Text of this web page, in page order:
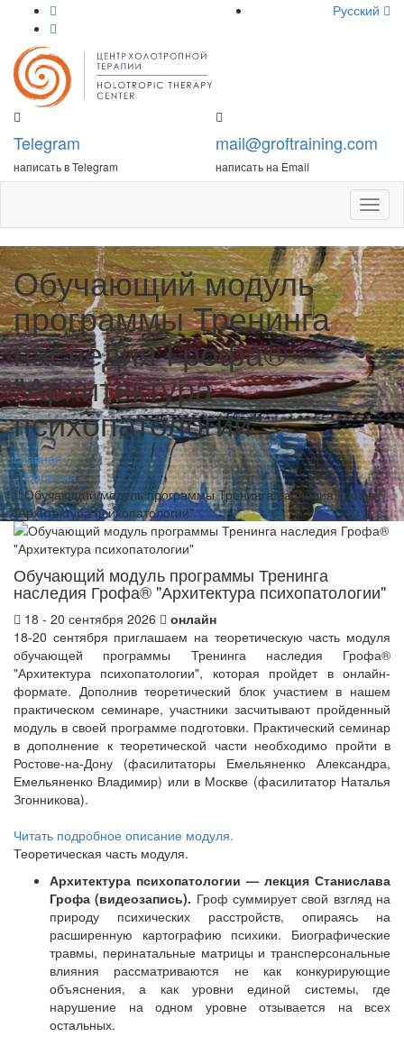
Русский
Telegram
написать в Telegram
mail@groftraining.com
написать на Email
меню
Обучающий модуль
программы Тренинга
наследия Грофа®
"Архитектура
психопатологии"
Главная
События
Обучающий модуль программы Тренинга наследия Грофа®
"Архитектура психопатологии"
Обучающий модуль программы Тренинга
наследия Грофа® "Архитектура психопатологии"
18 - 20 сентября 2026
онлайн
18-20 сентября приглашаем на теоретическую часть модуля
обучающей программы Тренинга наследия Грофа®
"Архитектура психопатологии", которая пройдет в онлайн-
формате. Дополнив теоретический блок участием в нашем
практическом семинаре, участники засчитывают пройденный
модуль в своей программе подготовки. Практический семинар
в дополнение к теоретической части необходимо пройти в
Ростове-на-Дону (фасилитаторы Емельяненко Александра,
Емельяненко Владимир) или в Москве (фасилитатор Наталья
Згонникова).
Читать подробное описание модуля.
Теоретическая часть модуля.
Архитектура психопатологии — лекция Станислава
Грофа (видеозапись). Гроф суммирует свой взгляд на
природу психических расстройств, опираясь на
расширенную картографию психики. Биографические
травмы, перинатальные матрицы и трансперсональные
влияния рассматриваются не как конкурирующие
объяснения, а как уровни единой системы, где
нарушение на одном уровне отзывается на всех
остальных.